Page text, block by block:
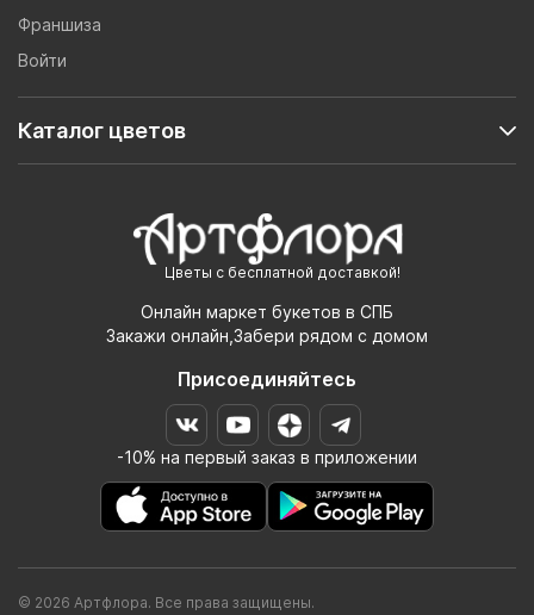
Цветы с бесплатной доставкой!
Онлайн маркет букетов в СПБ
Закажи онлайн,Забери рядом с домом
Присоединяйтесь
-10% на первый заказ в приложении
Франшиза
Войти
Каталог цветов
© 2026 Артфлора. Все права защищены.